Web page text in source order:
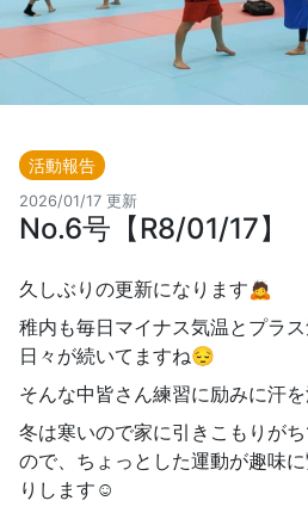
活動報告
2026/01/17 更新
No.6号【R8/01/17】
久しぶりの更新になります🙇
稚内も毎日マイナス気温とプラ
日々が続いてますね😔
そんな中皆さん練習に励みに汗
冬は寒いので家に引きこもりが
ので、ちょっとした運動が趣味
りします☺️